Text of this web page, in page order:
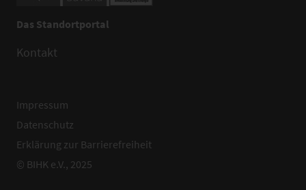
Das Standortportal
Kontakt
Impressum
Datenschutz
Erklärung zur Barrierefreiheit
© BIHK e.V., 2025